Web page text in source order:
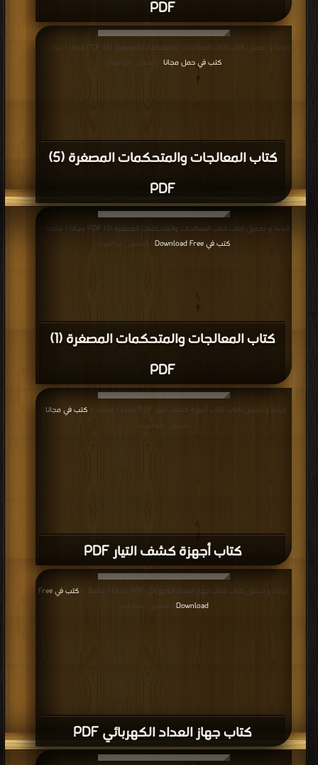
PDF
كتاب المعالجات والمتحكمات المصغرة (5)
PDF
قراءة و تحميل كتاب كتاب المعالجات والمتحكمات المصغرة (5) PDF مجانا | مكتبة >
كتب في حمل مجانا | التحميل : مرة/مرات
كتاب المعالجات والمتحكمات المصغرة (1)
PDF
قراءة و تحميل كتاب كتاب المعالجات والمتحكمات المصغرة (1) PDF مجانا | مكتبة >
كتب في Download Free
| التحميل : مرة/مرات
كتاب أجهزة كشف التيار PDF
قراءة و تحميل كتاب كتاب أجهزة كشف التيار PDF مجانا | مكتبة > كتب في مجانا
التحميل : مرة/مرات
كتاب جهاز العداد الكهربائي PDF
قراءة و تحميل كتاب كتاب جهاز العداد الكهربائي PDF مجانا | مكتبة >
كتب في Free
Download | التحميل : مرة/مرات